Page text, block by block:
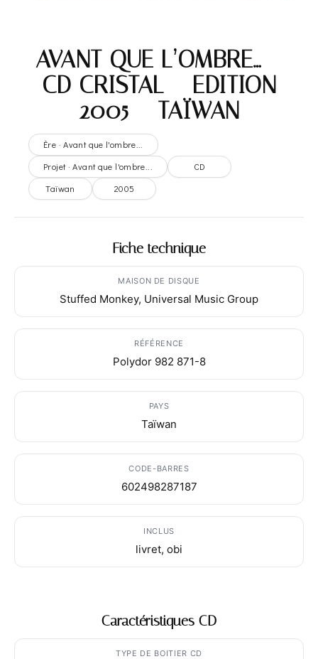
AVANT QUE L’OMBRE… –
CD CRISTAL – EDITION
2005 – TAÏWAN
Ère · Avant que l'ombre...
Projet · Avant que l'ombre...
CD
Taïwan
2005
Fiche technique
MAISON DE DISQUE
Stuffed Monkey, Universal Music Group
RÉFÉRENCE
Polydor 982 871-8
PAYS
Taïwan
CODE-BARRES
602498287187
INCLUS
livret, obi
Caractéristiques CD
TYPE DE BOITIER CD